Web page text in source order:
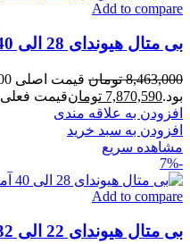
Add to compare
بی متال هیوندای 28 الی 40 آمپر سایز 100AF
8,463,000 تومان
بود.7,870,590 تومانقیمت فعلی 7,870,590 تومان است.
افزودن به علاقه مندی
افزودن به سبد خرید
مشاهده سریع
-7%
Add to compare
بی متال هیوندای 22 الی 32 آمپر سایز 40AF